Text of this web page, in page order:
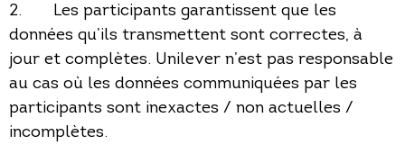
2. Les participants garantissent que les
données qu’ils transmettent sont correctes, à
jour et complètes. Unilever n’est pas responsable
au cas où les données communiquées par les
participants sont inexactes / non actuelles /
incomplètes.